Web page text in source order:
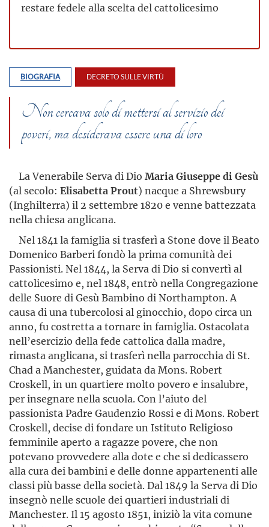
restare fedele alla scelta del cattolicesimo
BIOGRAFIA DECRETO SULLE VIRTÙ
Non cercava solo di mettersi al servizio dei
poveri, ma desiderava essere una di loro
La Venerabile Serva di Dio Maria Giuseppe di Gesù
(al secolo: Elisabetta Prout) nacque a Shrewsbury
(Inghilterra) il 2 settembre 1820 e venne battezzata
nella chiesa anglicana.
Nel 1841 la famiglia si trasferì a Stone dove il Beato
Domenico Barberi fondò la prima comunità dei
Passionisti. Nel 1844, la Serva di Dio si convertì al
cattolicesimo e, nel 1848, entrò nella Congregazione
delle Suore di Gesù Bambino di Northampton. A
causa di una tubercolosi al ginocchio, dopo circa un
anno, fu costretta a tornare in famiglia. Ostacolata
nell’esercizio della fede cattolica dalla madre,
rimasta anglicana, si trasferì nella parrocchia di St.
Chad a Manchester, guidata da Mons. Robert
Croskell, in un quartiere molto povero e insalubre,
per insegnare nella scuola. Con l’aiuto del
passionista Padre Gaudenzio Rossi e di Mons. Robert
Croskell, decise di fondare un Istituto Religioso
femminile aperto a ragazze povere, che non
potevano provvedere alla dote e che si dedicassero
alla cura dei bambini e delle donne appartenenti alle
classi più basse della società. Dal 1849 la Serva di Dio
insegnò nelle scuole dei quartieri industriali di
Manchester. Il 15 agosto 1851, iniziò la vita comune